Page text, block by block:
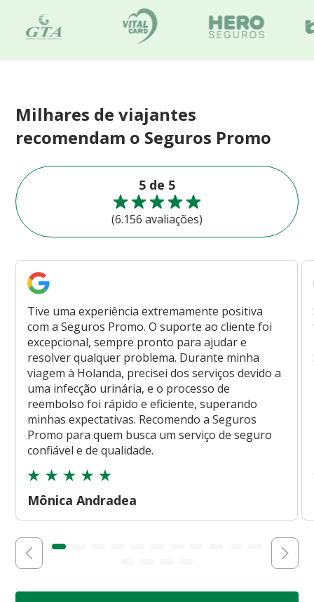
Milhares de viajantes
recomendam o Seguros Promo
5 de 5
(6.156 avaliações)
Tive uma experiência extremamente positiva
com a Seguros Promo. O suporte ao cliente foi
excepcional, sempre pronto para ajudar e
resolver qualquer problema. Durante minha
viagem à Holanda, precisei dos serviços devido a
uma infecção urinária, e o processo de
reembolso foi rápido e eficiente, superando
minhas expectativas. Recomendo a Seguros
Promo para quem busca um serviço de seguro
confiável e de qualidade.
Mônica Andradea